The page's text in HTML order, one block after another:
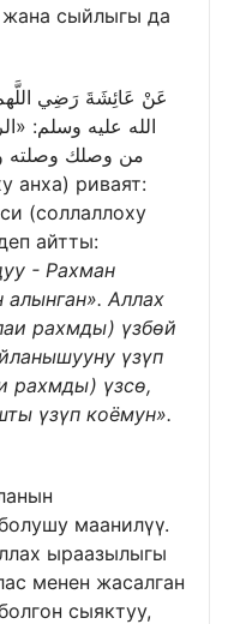
жана сыйлыгы да
عَنْ عَائِشَةَ رَضِي
الله عليه وسلم:
من وصلك وصلته
анха) риваят:
(соллаллоху
айтты:
- Рахман
Аллах
рахмды) үзбөй
үзүп
рахмды) үзсө,
үзүп коёмун».
маанилүү.
ыраазылыгы
менен жасалган
сыяктуу,